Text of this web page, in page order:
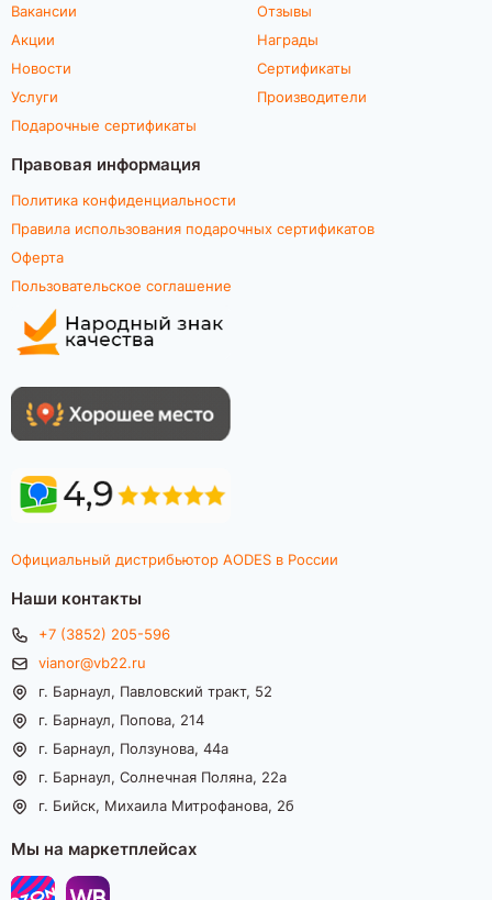
Вакансии
Акции
Новости
Услуги
Подарочные сертификаты
Отзывы
Награды
Сертификаты
Производители
Правовая информация
Политика конфиденциальности
Правила использования подарочных сертификатов
Оферта
Пользовательское соглашение
Официальный дистрибьютор AODES в России
Наши контакты
+7 (3852) 205-596
vianor@vb22.ru
г. Барнаул, Павловский тракт, 52
г. Барнаул, Попова, 214
г. Барнаул, Ползунова, 44а
г. Барнаул, Солнечная Поляна, 22а
г. Бийск, Михаила Митрофанова, 2б
Мы на маркетплейсах